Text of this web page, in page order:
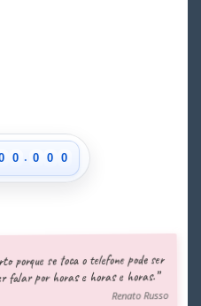
0
1
6
7
. 0
1
6
7
0
1
6
7
0
1
6
7
porque se toca o telefone pode ser
falar por horas e horas e horas.”
Renato Russo